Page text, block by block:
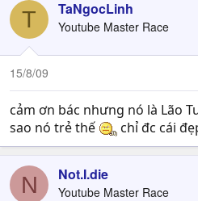
T TaNgocLinh
Youtube Master Race
15/8/09
cảm ơn bác nhưng nó là Lão
sao nó trẻ thế
chỉ đc cái
N Not.I.die
Youtube Master Race